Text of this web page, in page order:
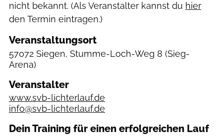
nicht bekannt. (Als Veranstalter kannst du hier
den Termin eintragen.)
Veranstaltungsort
57072 Siegen, Stumme-Loch-Weg 8 (Sieg-
Arena)
Veranstalter
www.svb-lichterlauf.de
info@svb-lichterlauf.de
Dein Training für einen erfolgreichen Lauf